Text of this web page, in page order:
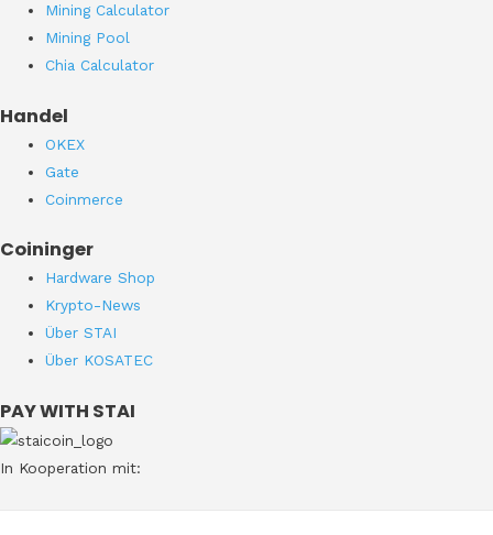
Mining Calculator
Mining Pool
Chia Calculator
Handel
OKEX
Gate
Coinmerce
Coininger
Hardware Shop
Krypto-News
Über STAI
Über KOSATEC
PAY WITH STAI
In Kooperation mit: